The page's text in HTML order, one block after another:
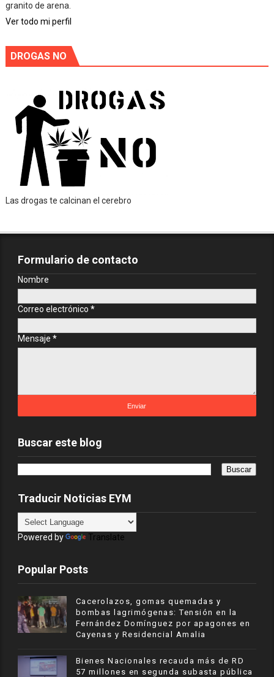
granito de arena.
Ver todo mi perfil
DROGAS NO
Las drogas te calcinan el cerebro
Formulario de contacto
Nombre
Correo electrónico *
Mensaje *
Buscar este blog
Traducir Noticias EYM
Powered by Translate
Popular Posts
Cacerolazos, gomas quemadas y
bombas lagrimógenas: Tensión en la
Fernández Domínguez por apagones en
Cayenas y Residencial Amalia
Bienes Nacionales recauda más de RD
57 millones en segunda subasta pública